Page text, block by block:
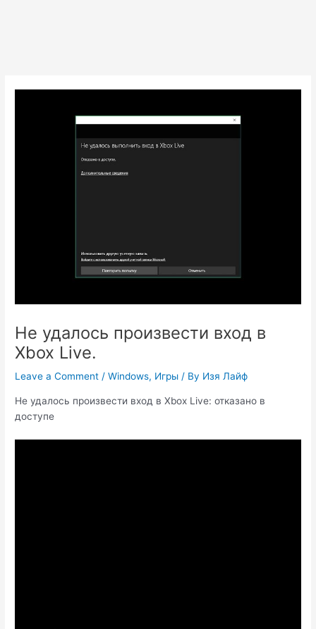
Не удалось произвести вход в
Xbox Live.
Leave a Comment /Windows, Игры / By Изя Лайф
Не удалось произвести вход в Xbox Live: отказано в
доступе